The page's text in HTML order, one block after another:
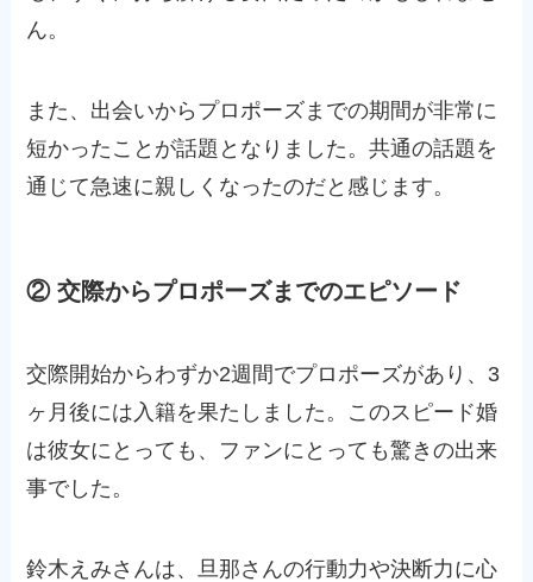
ん。
また、出会いからプロポーズまでの期間が非常に
短かったことが話題となりました。共通の話題を
通じて急速に親しくなったのだと感じます。
② 交際からプロポーズまでのエピソード
交際開始からわずか2週間でプロポーズがあり、3
ヶ月後には入籍を果たしました。このスピード婚
は彼女にとっても、ファンにとっても驚きの出来
事でした。
鈴木えみさんは、旦那さんの行動力や決断力に心